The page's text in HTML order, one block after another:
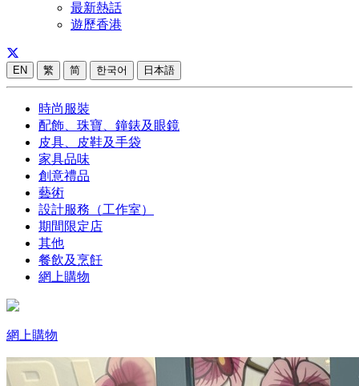
最新熱話
遊歷香港
EN 繁 简 한국어 日本語
時尚服裝
配飾、珠寶、鐘錶及眼鏡
皮具、皮鞋及手袋
家具品味
創意禮品
藝術
設計服務（工作室）
期間限定店
其他
餐飲及烹飪
網上購物
網上購物